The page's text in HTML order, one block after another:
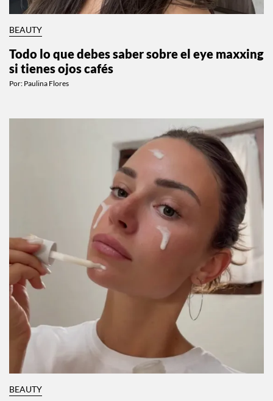
BEAUTY
Todo lo que debes saber sobre el eye maxxing
si tienes ojos cafés
Por: Paulina Flores
BEAUTY